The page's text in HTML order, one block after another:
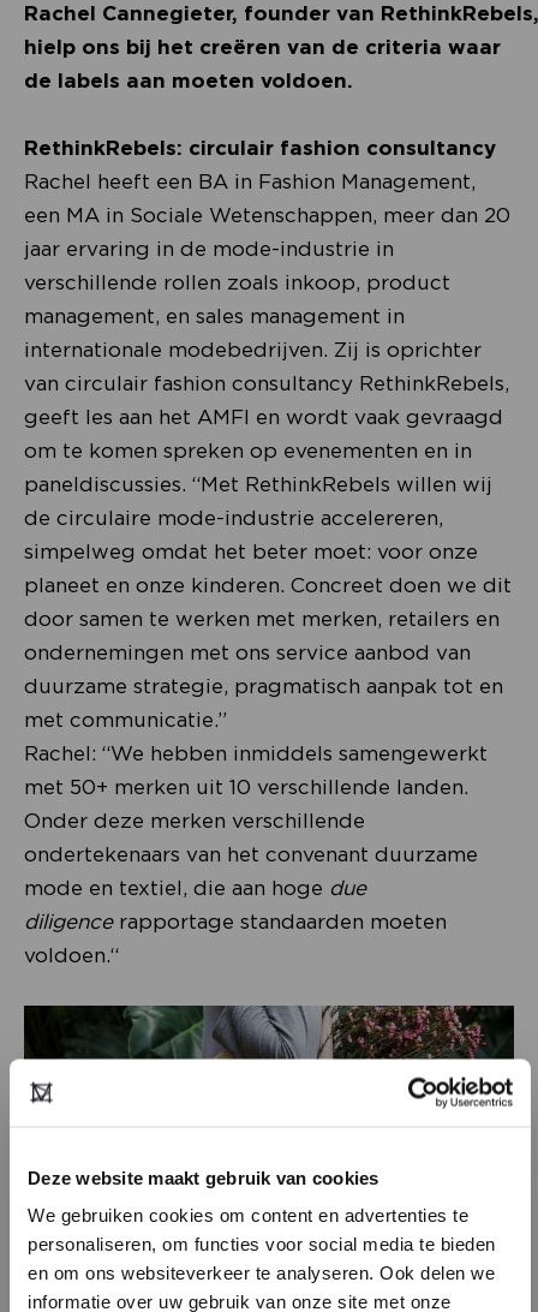
Deze website maakt gebruik van cookies
We gebruiken cookies om content en advertenties te
personaliseren, om functies voor social media te bieden
en om ons websiteverkeer te analyseren. Ook delen we
informatie over uw gebruik van onze site met onze
Rachel Cannegieter, founder van RethinkRebels,
hielp ons bij het creëren van de criteria waar
de labels aan moeten voldoen.
RethinkRebels: circulair fashion consultancy
Rachel heeft een BA in Fashion Management,
een MA in Sociale Wetenschappen, meer dan 20
jaar ervaring in de mode-industrie in
verschillende rollen zoals inkoop, product
management, en sales management in
internationale modebedrijven. Zij is oprichter
van circulair fashion consultancy RethinkRebels,
geeft les aan het AMFI en wordt vaak gevraagd
om te komen spreken op evenementen en in
paneldiscussies. “Met RethinkRebels willen wij
de circulaire mode-industrie accelereren,
simpelweg omdat het beter moet: voor onze
planeet en onze kinderen. Concreet doen we dit
door samen te werken met merken, retailers en
ondernemingen met ons service aanbod van
duurzame strategie, pragmatisch aanpak tot en
met communicatie.”
Rachel: “We hebben inmiddels samengewerkt
met 50+ merken uit 10 verschillende landen.
Onder deze merken verschillende
ondertekenaars van het convenant duurzame
mode en textiel, die aan hoge due
diligencerapportage standaarden moeten
voldoen.“